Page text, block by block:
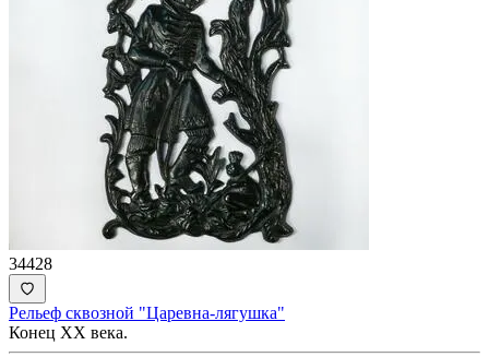
34428
Рельеф сквозной "Царевна-лягушка"
Конец ХХ века.